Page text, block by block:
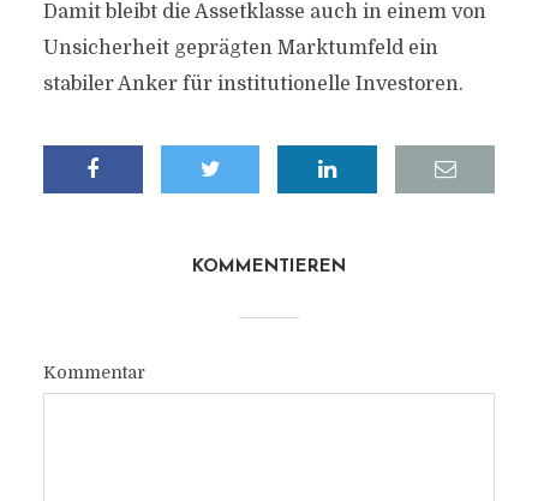
Damit bleibt die Assetklasse auch in einem von
Unsicherheit geprägten Marktumfeld ein
stabiler Anker für institutionelle Investoren.
KOMMENTIEREN
Kommentar